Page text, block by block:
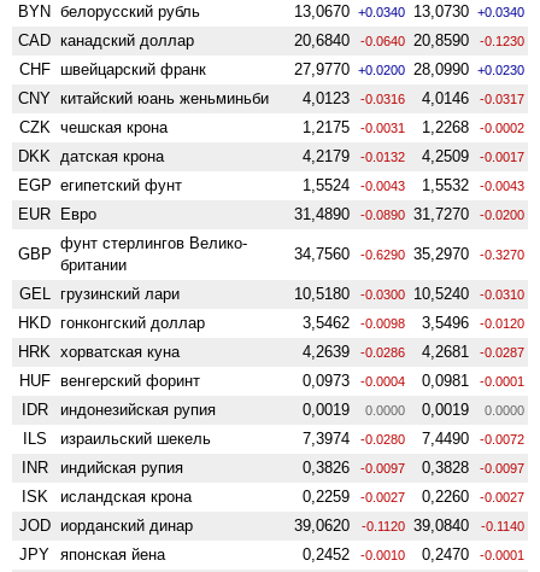
BYN белорусский рубль 13,0670 +0.0340 13,0730 +0.0340
CAD канадский доллар 20,6840 -0.0640 20,8590 -0.1230
CHF швейцарский франк 27,9770 +0.0200 28,0990 +0.0230
CNY китайский юань женьминьби 4,0123 -0.0316 4,0146 -0.0317
CZK чешская крона 1,2175 -0.0031 1,2268 -0.0002
DKK датская крона 4,2179 -0.0132 4,2509 -0.0017
EGP египетский фунт 1,5524 -0.0043 1,5532 -0.0043
EUR Евро 31,4890 -0.0890 31,7270 -0.0200
GBP
фунт стерлингов Велико­
британии
34,7560 -0.6290 35,2970 -0.3270
GEL грузинский лари 10,5180 -0.0300 10,5240 -0.0310
HKD гонконгский доллар 3,5462 -0.0098 3,5496 -0.0120
HRK хорватская куна 4,2639 -0.0286 4,2681 -0.0287
HUF венгерский форинт 0,0973 -0.0004 0,0981 -0.0001
IDR индонезийская рупия 0,0019 0.0000 0,0019 0.0000
ILS израильский шекель 7,3974 -0.0280 7,4490 -0.0072
INR индийская рупия 0,3826 -0.0097 0,3828 -0.0097
ISK исландская крона 0,2259 -0.0027 0,2260 -0.0027
JOD иорданский динар 39,0620 -0.1120 39,0840 -0.1140
JPY японская йена 0,2452 -0.0010 0,2470 -0.0001